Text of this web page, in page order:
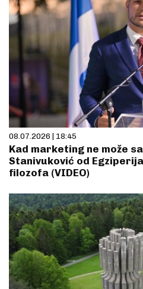
08.07.2026 | 18:45
Kad marketing ne može
Stanivuković od
filozofa (VIDEO)